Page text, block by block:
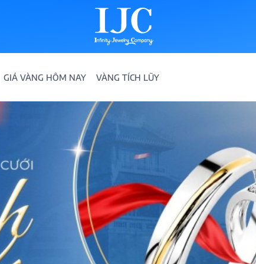
GIÁ VÀNG HÔM NAY VÀNG TÍCH LŨY